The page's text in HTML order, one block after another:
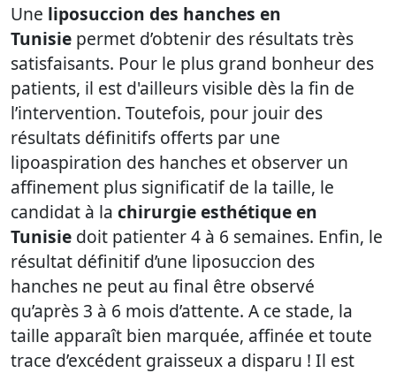
Une liposuccion des hanches en
Tunisie permet d’obtenir des résultats très
satisfaisants. Pour le plus grand bonheur des
patients, il est d'ailleurs visible dès la fin de
l’intervention. Toutefois, pour jouir des
résultats définitifs offerts par une
lipoaspiration des hanches et observer un
affinement plus significatif de la taille, le
candidat à la chirurgie esthétique en
Tunisie doit patienter 4 à 6 semaines. Enfin, le
résultat définitif d’une liposuccion des
hanches ne peut au final être observé
qu’après 3 à 6 mois d’attente. A ce stade, la
taille apparaît bien marquée, affinée et toute
trace d’excédent graisseux a disparu ! Il est